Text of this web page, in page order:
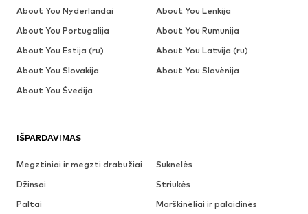
IŠPARDAVIMAS
Megztiniai ir megzti drabužiai
Suknelės
Džinsai
Striukės
Paltai
Marškinėliai ir palaidinės
About You Nyderlandai
About You Lenkija
About You Portugalija
About You Rumunija
About You Estija (ru)
About You Latvija (ru)
About You Slovakija
About You Slovėnija
About You Švedija